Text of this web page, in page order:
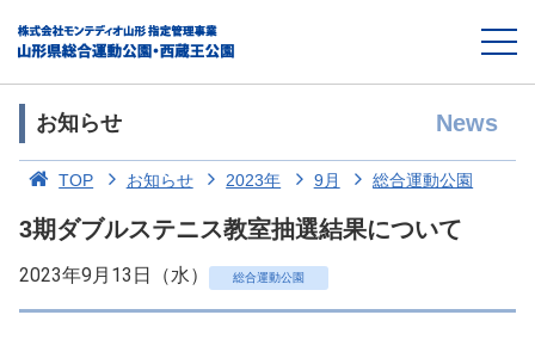
お知らせ News
TOP お知らせ 2023年 9月 総合運動公園
3期ダブルステニス教室抽選結果について
2023年9月13日（水） 総合運動公園